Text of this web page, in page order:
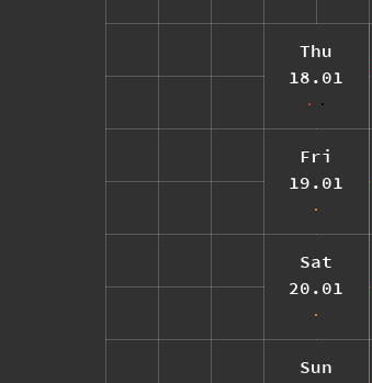
Thu
18.01
Fri
19.01
Sat
20.01
Sun